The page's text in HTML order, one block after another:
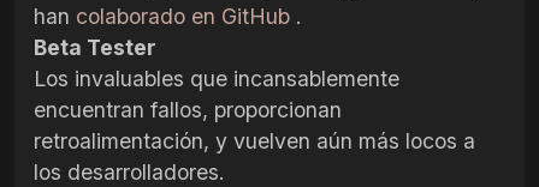
han colaborado en GitHub .
Beta Tester
Los invaluables que incansablemente
encuentran fallos, proporcionan
retroalimentación, y vuelven aún más locos a
los desarrolladores.